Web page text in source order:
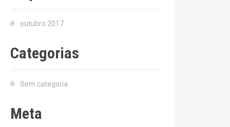
outubro 2017
Categorias
Sem categoria
Meta